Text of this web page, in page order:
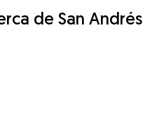
de San Andrés